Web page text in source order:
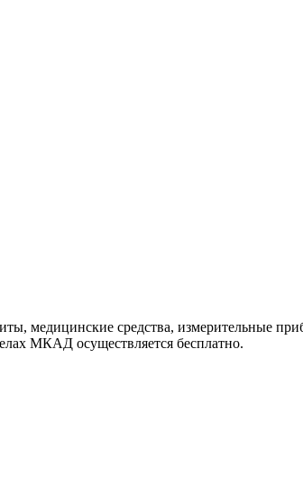
медицинские средства, измерительные
МКАД осуществляется бесплатно.